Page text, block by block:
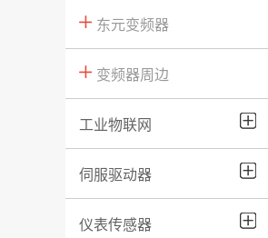
东元变频器
变频器周边
工业物联网
伺服驱动器
仪表传感器